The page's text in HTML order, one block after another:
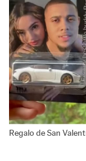
Regalo de San